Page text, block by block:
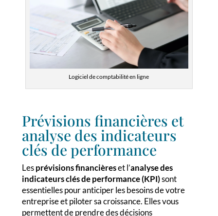
Logiciel de comptabilité en ligne
Prévisions financières et
analyse des indicateurs
clés de performance
Lesprévisions financièreset l’analyse des
indicateurs clés de performance (KPI)sont
essentielles pour anticiper les besoins de votre
entreprise et piloter sa croissance. Elles vous
permettent de prendre des décisions